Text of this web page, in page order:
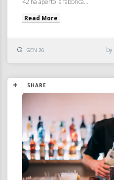
Read More
GEN 26 by
SHARE